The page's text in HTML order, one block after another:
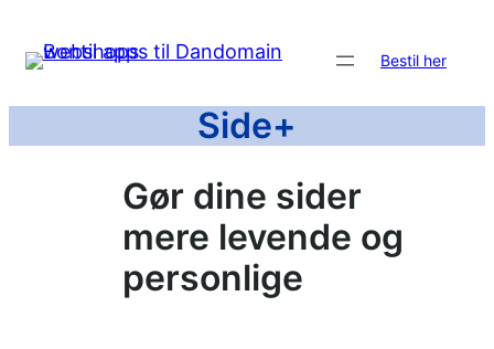
Bestil her
Side+
Gør dine sider
mere levende og
personlige